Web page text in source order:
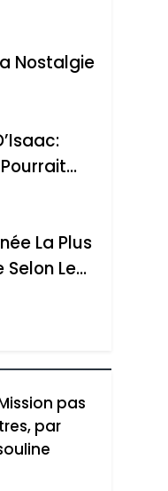
13 Pays
Latine
Selon Le
JE
MA
Thérèse
Jacques
pas
par